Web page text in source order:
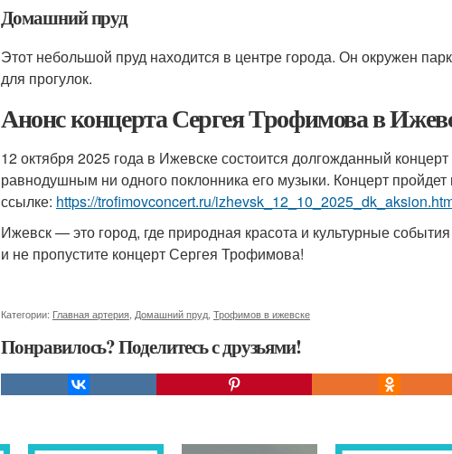
Домашний пруд
Этот небольшой пруд находится в центре города. Он окружен
для прогулок.
Анонс концерта Сергея Трофимова в
12 октября 2025 года в Ижевске состоится долгожданный
равнодушным ни одного поклонника его музыки. Концерт
ссылке: https://trofimovconcert.ru/
Ижевск — это город, где природная красота и культурные
и не пропустите концерт Сергея Трофимова!
Категории: Главная артерия Домашний пруд Трофимов в ижевске
Понравилось? Поделитесь с друзьями!